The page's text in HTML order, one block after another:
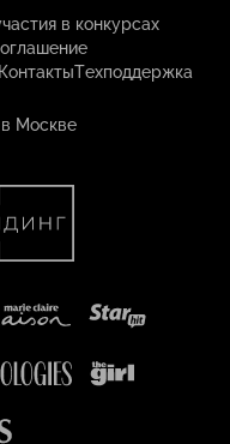
в конкурсах
КонтактыТехподдержка
Москве